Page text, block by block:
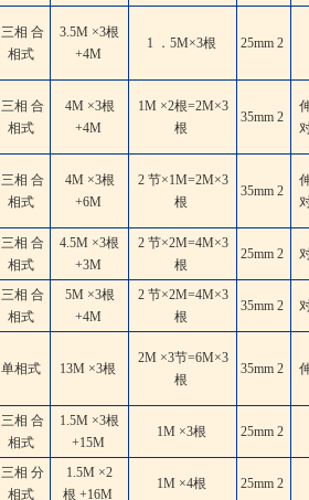
三相 合
相式
3.5M ×3根
+4M
1 ．5M×3根 25mm 2
三相 合
相式
4M ×3根
+4M
1M ×2根=2M×3
根
35mm 2
三相 合
相式
4M ×3根
+6M
2 节×1M=2M×3
根
35mm 2
三相 合
相式
4.5M ×3根
+3M
2 节×2M=4M×3
根
25mm 2
三相 合
相式
5M ×3根
+4M
2 节×2M=4M×3
根
35mm 2
单相式 13M ×3根
2M ×3节=6M×3
根
35mm 2
三相 合
相式
1.5M ×3根
+15M
1M ×3根 25mm 2
三相 分
相式
1.5M ×2
根 +16M
1M ×4根 25mm 2